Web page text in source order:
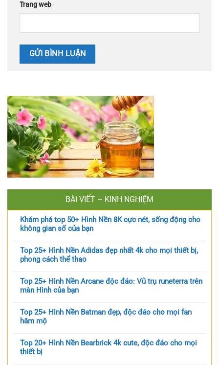
Trang web
BÀI VIẾT – KINH NGHIỆM
Khám phá top 50+ Hình Nền 8K cực nét, sống động cho
không gian số của bạn
Top 25+ Hình Nền Adidas đẹp nhất 4k cho mọi thiết bị,
phong cách thể thao
Top 25+ Hình Nền Arcane độc đáo: Vũ trụ runeterra trên
màn Hình của bạn
Top 25+ Hình Nền Batman đẹp, độc đáo cho mọi fan
hâm mộ
Top 20+ Hình Nền Bearbrick 4k cute, độc đáo cho mọi
thiết bị